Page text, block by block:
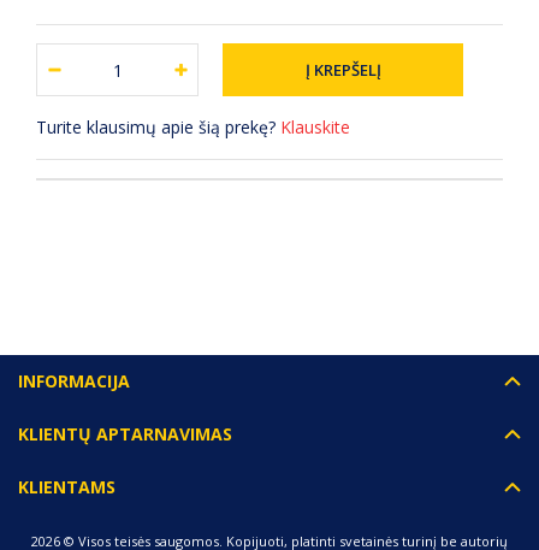
Turite klausimų apie šią prekę? Klauskite
INFORMACIJA
KLIENTŲ APTARNAVIMAS
KLIENTAMS
2026 © Visos teisės saugomos. Kopijuoti, platinti svetainės turinį be autorių